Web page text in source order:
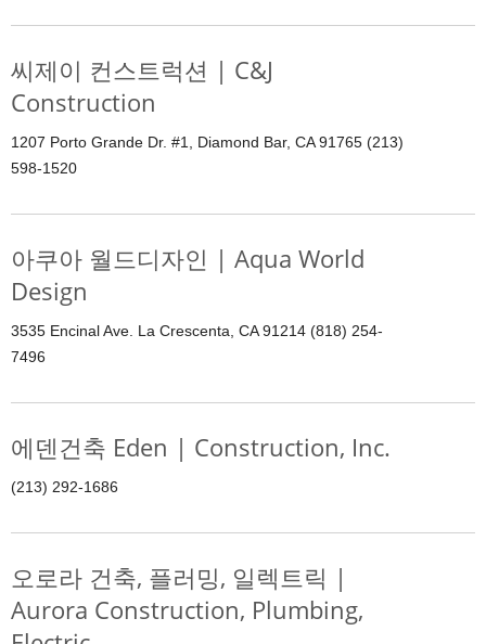
씨제이 컨스트럭션 | C&J
Construction
1207 Porto Grande Dr. #1, Diamond Bar, CA 91765 (213)
598-1520
아쿠아 월드디자인 | Aqua World
Design
3535 Encinal Ave. La Crescenta, CA 91214 (818) 254-
7496
에덴건축 Eden | Construction, Inc.
(213) 292-1686
오로라 건축, 플러밍, 일렉트릭 |
Aurora Construction, Plumbing,